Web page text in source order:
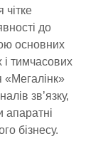
чітке
до
основних
і тимчасових
«Мегалінк»
зв’язку,
апаратні
бізнесу.